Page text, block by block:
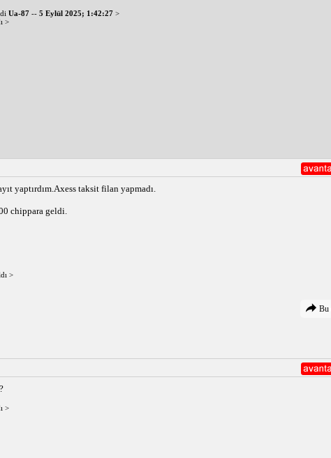
Ua-87-- 5 Eylül 2025; 1:42:27 >
>
yaptırdım.Axess taksit filan yapmadı.
chippara geldi.
>
Bu
>